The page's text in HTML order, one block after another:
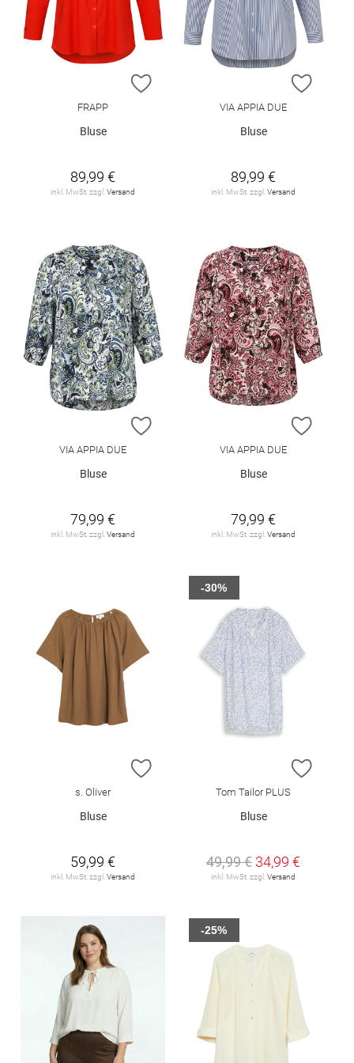
ZUR WUNSCHLISTE HINZUFÜGEN
FRAPP
Bluse
89,99 €
inkl. MwSt. zzgl. Versand
ZUR
VIA APPIA DUE
Bluse
89,99 €
inkl. MwSt. zzgl. Versand
ZUR WUNSCHLISTE HINZUFÜGEN
VIA APPIA DUE
Bluse
79,99 €
inkl. MwSt. zzgl. Versand
ZUR
VIA APPIA DUE
Bluse
79,99 €
inkl. MwSt. zzgl. Versand
ZUR WUNSCHLISTE HINZUFÜGEN
s. Oliver
Bluse
59,99 €
inkl. MwSt. zzgl. Versand
ZUR
Tom Tailor PLUS
Bluse
49,99 € 34,99 €
inkl. MwSt. zzgl. Versand
-30%
-25%